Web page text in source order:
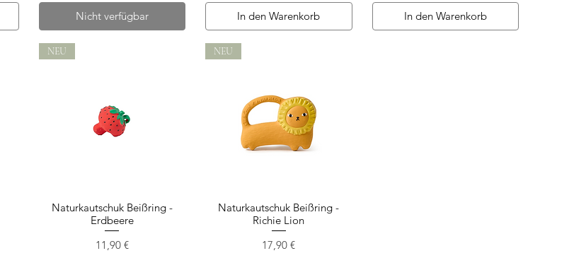
Nicht verfügbar In den Warenkorb In den Warenkorb
Schnellansicht
NEU
Naturkautschuk Beißring -
Erdbeere
Preis
11,90 €
Schnellansicht
NEU
Naturkautschuk Beißring -
Richie Lion
Preis
17,90 €